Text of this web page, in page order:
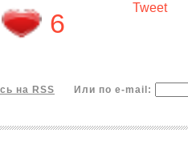
6
Tweet
на RSS Или по e-mail: